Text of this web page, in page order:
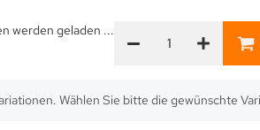
werden geladen ...
Wählen Sie bitte die gewünschte